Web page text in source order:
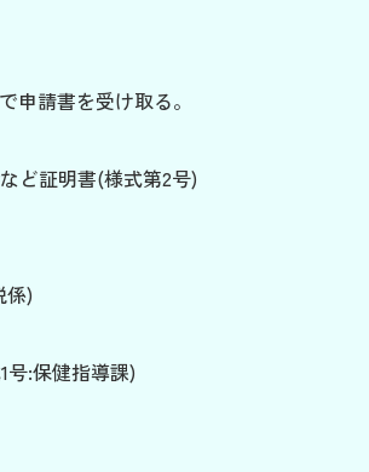
申請書を受け取る。
ど証明書(様式第2号)
)
:保健指導課)